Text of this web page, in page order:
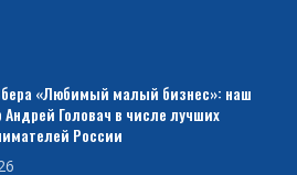
«Любимый малый бизнес»: наш
Андрей Головач в числе лучших
России